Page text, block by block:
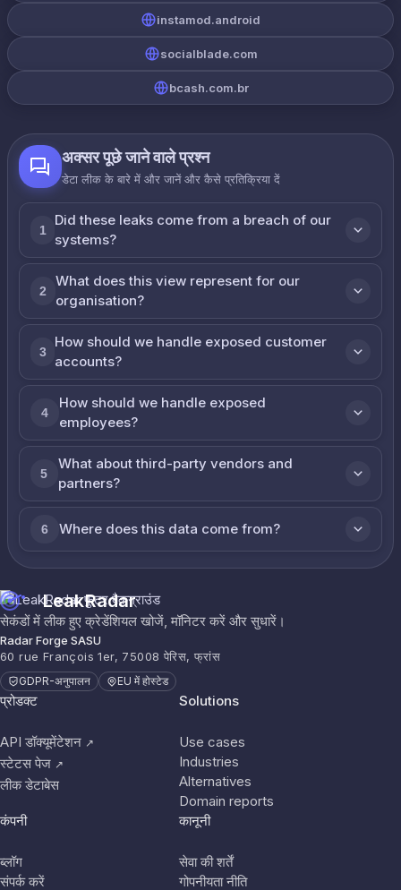
instamod.android
socialblade.com
bcash.com.br
अक्सर पूछे जाने वाले प्रश्न
डेटा लीक के बारे में और जानें और कैसे प्रतिक्रिया दें
1
Did these leaks come from a breach of our
systems?
2
What does this view represent for our
organisation?
3
How should we handle exposed customer
accounts?
4
How should we handle exposed
employees?
5
What about third-party vendors and
partners?
6 Where does this data come from?
LeakRadar
सेकंडों में लीक हुए क्रेडेंशियल खोजें, मॉनिटर करें और सुधारें।
Radar Forge SASU
60 rue François 1er, 75008 पेरिस, फ्रांस
GDPR-अनुपालन EU में होस्टेड
प्रोडक्ट
API डॉक्यूमेंटेशन ↗
स्टेटस पेज ↗
लीक डेटाबेस
Solutions
Use cases
Industries
Alternatives
Domain reports
कंपनी
ब्लॉग
संपर्क करें
कानूनी
सेवा की शर्तें
गोपनीयता नीति